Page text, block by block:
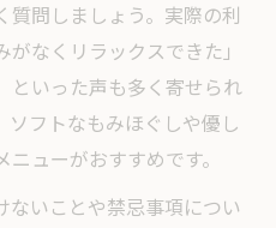
問しましょう。実際の利
なくリラックスできた」
といった声も多く寄せられ
フトなもみほぐしや優し
ューがおすすめです。
ないことや禁忌事項につい